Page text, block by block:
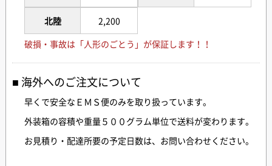
北陸 2,200
破損・事故は「人形のごとう」が保証します！！
海外へのご注文について
早くで安全なＥＭＳ便のみを取り扱っています。
外装箱の容積や重量５００グラム単位で送料が変わります。
お見積り・配達所要の予定日数は、お問い合わせください。